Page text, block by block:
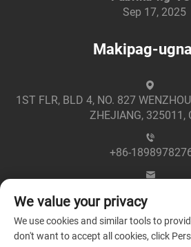
Sep 17, 2025
Makipag-
1ST FLR, BLD 4, NO. 827
ZHEJIANG, 325011,
+86-
We value your privacy
We use cookies and similar tools to
don't want to accept all cookies, click